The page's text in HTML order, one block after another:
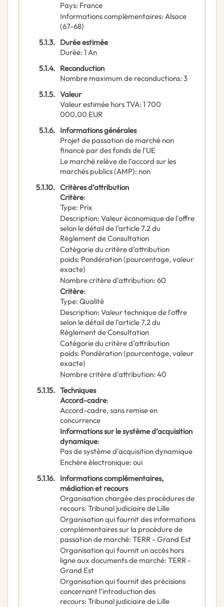
Pays: France
Informations complémentaires: Alsace
(67-68)
5.1.3. Durée estimée
Durée: 1 An
5.1.4. Reconduction
Nombre maximum de reconductions: 3
5.1.5. Valeur
Valeur estimée hors TVA: 1 700
000,00 EUR
5.1.6. Informations générales
Projet de passation de marché non
financé par des fonds de l’UE
Le marché relève de l’accord sur les
marchés publics (AMP): non
5.1.10. Critères d’attribution
Critère:
Type: Prix
Description: Valeur économique de l'offre
selon le détail de l'article 7.2 du
Règlement de Consultation
Catégorie du critère d’attribution
poids: Pondération (pourcentage, valeur
exacte)
Nombre critère d’attribution: 60
Critère:
Type: Qualité
Description: Valeur technique de l'offre
selon le détail de l'article 7.2 du
Règlement de Consultation
Catégorie du critère d’attribution
poids: Pondération (pourcentage, valeur
exacte)
Nombre critère d’attribution: 40
5.1.15. Techniques
Accord-cadre:
Accord-cadre, sans remise en
concurrence
Informations sur le système d’acquisition
dynamique:
Pas de système d’acquisition dynamique
Enchère électronique: oui
5.1.16. Informations complémentaires,
médiation et recours
Organisation chargée des procédures de
recours: Tribunal judiciaire de Lille
Organisation qui fournit des informations
complémentaires sur la procédure de
passation de marché: TERR - Grand Est
Organisation qui fournit un accès hors
ligne aux documents de marché: TERR -
Grand Est
Organisation qui fournit des précisions
concernant l’introduction des
recours: Tribunal judiciaire de Lille